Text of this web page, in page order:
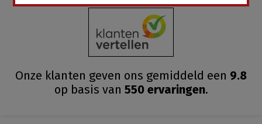
Onze klanten geven ons gemiddeld een 9.8
op basis van 550ervaringen.